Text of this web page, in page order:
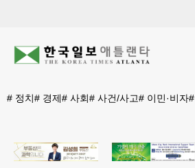
# 정치# 경제# 사회# 사건/사고# 이민·비자#